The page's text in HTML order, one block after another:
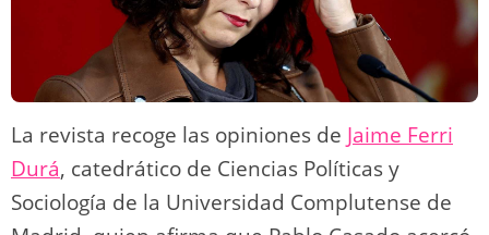
La revista recoge las opiniones de Jaime Ferri
Durá, catedrático de Ciencias Políticas y
Sociología de la Universidad Complutense de